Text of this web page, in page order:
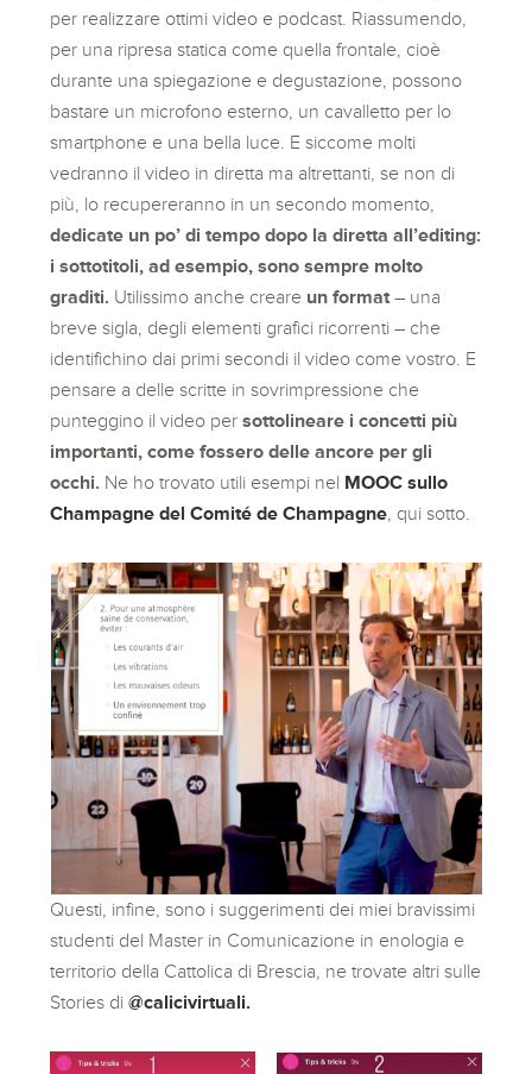
per realizzare ottimi video e podcast. Riassumendo,
per una ripresa statica come quella frontale, cioè
durante una spiegazione e degustazione, possono
bastare un microfono esterno, un cavalletto per lo
smartphone e una bella luce. E siccome molti
vedranno il video in diretta ma altrettanti, se non di
più, lo recupereranno in un secondo momento,
dedicate un po’ di tempo dopo la diretta all’editing:
i sottotitoli, ad esempio, sono sempre molto
graditi. Utilissimo anche creare un format – una
breve sigla, degli elementi grafici ricorrenti – che
identifichino dai primi secondi il video come vostro. E
pensare a delle scritte in sovrimpressione che
punteggino il video persottolineare i concetti più
importanti, come fossero delle ancore per gli
occhi. Ne ho trovato utili esempi nel MOOC sullo
Champagne del Comité de Champagne , qui sotto.
Questi, infine, sono i suggerimenti dei miei bravissimi
studenti del Master in Comunicazione in enologia e
territorio della Cattolica di Brescia, ne trovate altri sulle
Stories di@calicivirtuali.